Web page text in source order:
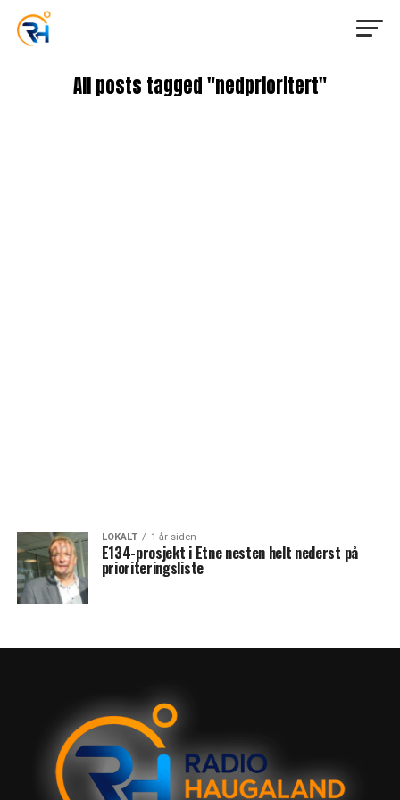
All posts tagged "nedprioritert"
LOKALT 1 år siden
E134-prosjekt i Etne nesten helt nederst på
prioriteringsliste